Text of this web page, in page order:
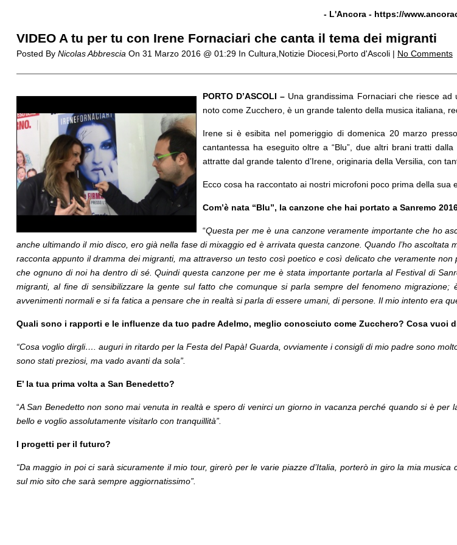
- L'Ancora - https://
VIDEO A tu per tu con Irene Fornaciari che canta il tema dei migranti
Posted By Nicolas Abbrescia On 31 Marzo 2016 @ 01:29 In Cultura,Notizie Diocesi,Porto d'Ascoli | No Comments
PORTO D’ASCOLI – Una grandissima Fornaciari che riesce
noto come Zucchero, è un grande talento della musica italiana,
Irene si è esibita nel pomeriggio di domenica 20 marzo
cantantessa ha eseguito oltre a “Blu”, due altri brani tratti
attratte dal grande talento d’Irene, originaria della Versilia, con
Ecco cosa ha raccontato ai nostri microfoni poco prima della sua
Com’è nata “Blu”, la canzone che hai portato a Sanremo
“Questa per me è una canzone veramente importante che ho
anche ultimando il mio disco, ero già nella fase di mixaggio ed è arrivata questa canzone. Quando l’ho
racconta appunto il dramma dei migranti, ma attraverso un testo così poetico e così delicato che veramente
che ognuno di noi ha dentro di sé. Quindi questa canzone per me è stata importante portarla al Festival di
migranti, al fine di sensibilizzare la gente sul fatto che comunque si parla sempre del fenomeno
avvenimenti normali e si fa fatica a pensare che in realtà si parla di essere umani, di persone. Il mio intento era
Quali sono i rapporti e le influenze da tuo padre Adelmo, meglio conosciuto come Zucchero? Cosa vuoi
“Cosa voglio dirgli…. auguri in ritardo per la Festa del Papà! Guarda, ovviamente i consigli di mio padre sono
sono stati preziosi, ma vado avanti da sola”.
E’ la tua prima volta a San Benedetto?
“A San Benedetto non sono mai venuta in realtà e spero di venirci un giorno in vacanza perché quando si è
bello e voglio assolutamente visitarlo con tranquillità”.
I progetti per il futuro?
“Da maggio in poi ci sarà sicuramente il mio tour, girerò per le varie piazze d’Italia, porterò in giro la mia
sul mio sito che sarà sempre aggiornatissimo”.